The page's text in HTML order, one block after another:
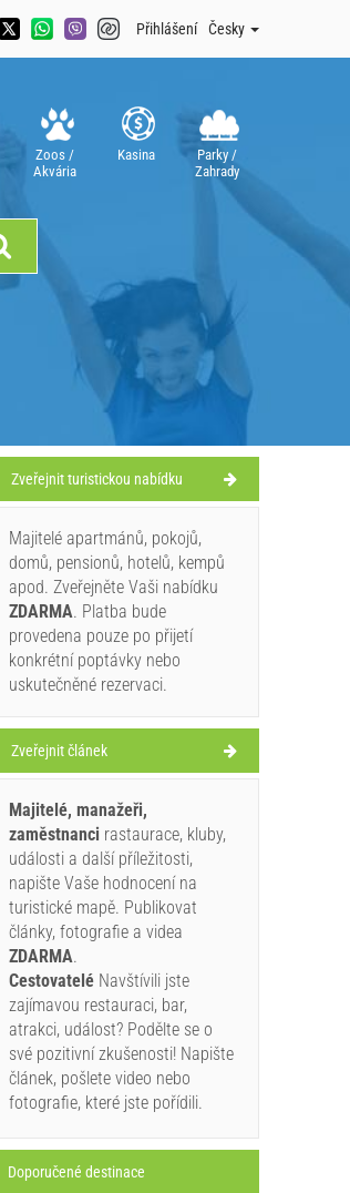
Přihlášení Česky
Zoos /
Akvária
Kasina
Parky /
Zahrady
Zveřejnit turistickou nabídku
Majitelé apartmánů, pokojů,
domů, pensionů, hotelů, kempů
apod. Zveřejněte Vaši nabídku
ZDARMA. Platba bude
provedena pouze po přijetí
konkrétní poptávky nebo
uskutečněné rezervaci.
Zveřejnit článek
Majitelé, manažeři,
zaměstnanci rastaurace, kluby,
události a další příležitosti,
napište Vaše hodnocení na
turistické mapě. Publikovat
články, fotografie a videa
ZDARMA.
Cestovatelé Navštívili jste
zajímavou restauraci, bar,
atrakci, událost? Podělte se o
své pozitivní zkušenosti! Napište
článek, pošlete video nebo
fotografie, které jste pořídili.
Doporučené destinace